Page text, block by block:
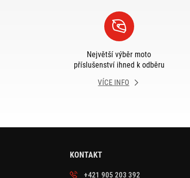
Největší výběr moto
příslušenství ihned k odběru
VÍCE INFO
KONTAKT
+421 905 203 392